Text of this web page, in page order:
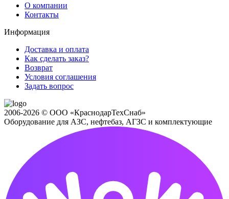
О компании
Контакты
Информация
Доставка и оплата
Как сделать заказ?
Возврат
Условия соглашения
Задать вопрос
2006-2026 © ООО «КраснодарТехСнаб»
Оборудование для АЗС, нефтебаз, АГЗС и комплектующие